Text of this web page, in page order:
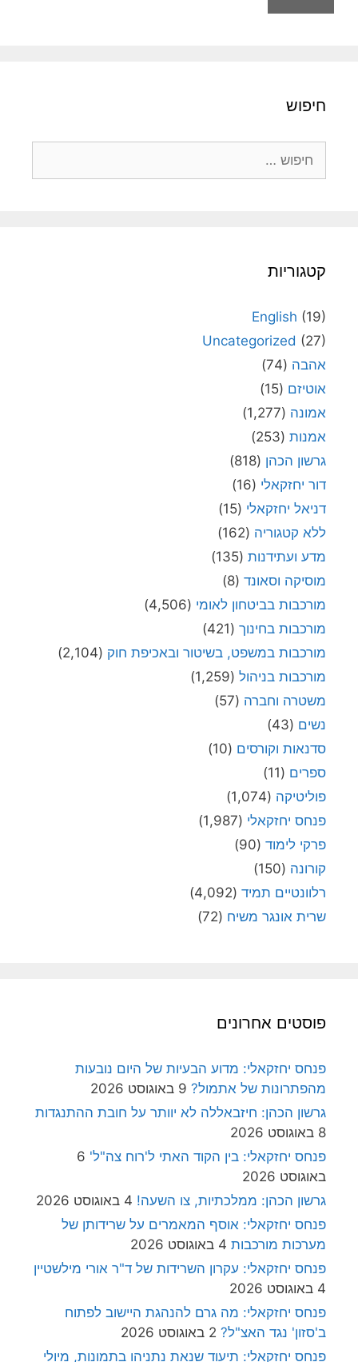
חיפוש
קטגוריות
English (19)
Uncategorized (27)
אהבה (74)
אוטיזם (15)
אמונה (1,277)
אמנות (253)
גרשון הכהן (818)
דור יחזקאלי (16)
דניאל יחזקאלי (15)
ללא קטגוריה (162)
מדע ועתידנות (135)
מוסיקה וסאונד (8)
מורכבות בביטחון לאומי (4,506)
מורכבות בחינוך (421)
מורכבות במשפט, בשיטור ובאכיפת חוק (2,104)
מורכבות בניהול (1,259)
משטרה וחברה (57)
נשים (43)
סדנאות וקורסים (10)
ספרים (11)
פוליטיקה (1,074)
פנחס יחזקאלי (1,987)
פרקי לימוד (90)
קורונה (150)
רלוונטיים תמיד (4,092)
שרית אונגר משיח (72)
פוסטים אחרונים
פנחס יחזקאלי: מדוע הבעיות של היום נובעות
מהפתרונות של אתמול? 9 באוגוסט 2026
גרשון הכהן: חיזבאללה לא יוותר על חובת ההתנגדות
8 באוגוסט 2026
פנחס יחזקאלי: בין הקוד האתי ל'רוח צה"ל' 6
באוגוסט 2026
גרשון הכהן: ממלכתיות, צו השעה! 4 באוגוסט 2026
פנחס יחזקאלי: אוסף המאמרים על שרידותן של
מערכות מורכבות 4 באוגוסט 2026
פנחס יחזקאלי: עקרון השרידות של ד"ר אורי מילשטיין
4 באוגוסט 2026
פנחס יחזקאלי: מה גרם להנהגת היישוב לפתוח
ב'סזון' נגד האצ"ל? 2 באוגוסט 2026
פנחס יחזקאלי: תיעוד שנאת נתניהו בתמונות, מיולי